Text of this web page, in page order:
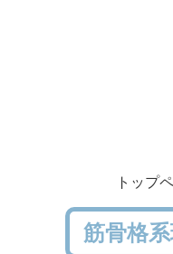
トップ
筋骨格